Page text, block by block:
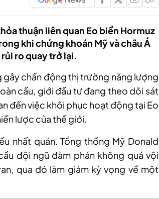
thuận liên quan Eo biển Hormuz
khi chứng khoán Mỹ và châu Á
ro quay trở lại.
gây chấn động thị trường năng lượng
cầu, giới đầu tư đang theo dõi sát
đến việc khôi phục hoạt động tại Eo
lược của thế giới.
nhất quán. Tổng thống Mỹ Donald
đội ngũ đàm phán không quá vội
qua đó làm giảm kỳ vọng về một